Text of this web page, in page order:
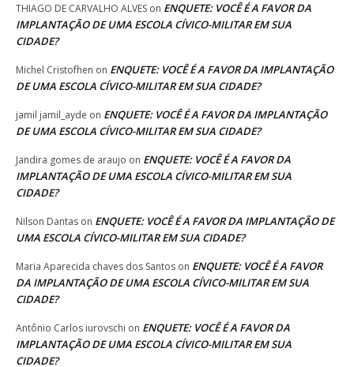
THIAGO DE CARVALHO ALVES on ENQUETE: VOCÊ É A FAVOR DA
IMPLANTAÇÃO DE UMA ESCOLA CÍVICO-MILITAR EM SUA
CIDADE?
Michel Cristofhen on ENQUETE: VOCÊ É A FAVOR DA IMPLANTAÇÃO
DE UMA ESCOLA CÍVICO-MILITAR EM SUA CIDADE?
jamil jamil_ayde on ENQUETE: VOCÊ É A FAVOR DA IMPLANTAÇÃO
DE UMA ESCOLA CÍVICO-MILITAR EM SUA CIDADE?
Jandira gomes de araujo on ENQUETE: VOCÊ É A FAVOR DA
IMPLANTAÇÃO DE UMA ESCOLA CÍVICO-MILITAR EM SUA
CIDADE?
Nilson Dantas on ENQUETE: VOCÊ É A FAVOR DA IMPLANTAÇÃO DE
UMA ESCOLA CÍVICO-MILITAR EM SUA CIDADE?
Maria Aparecida chaves dos Santos on ENQUETE: VOCÊ É A FAVOR
DA IMPLANTAÇÃO DE UMA ESCOLA CÍVICO-MILITAR EM SUA
CIDADE?
Antônio Carlos iurovschi on ENQUETE: VOCÊ É A FAVOR DA
IMPLANTAÇÃO DE UMA ESCOLA CÍVICO-MILITAR EM SUA
CIDADE?